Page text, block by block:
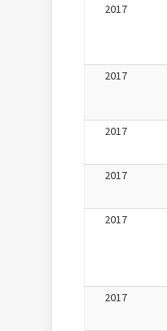
2017
2017
2017
2017
2017
2017